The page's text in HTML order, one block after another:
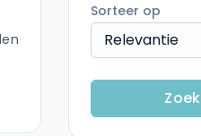
Sorteer op
Relevantie
Zoek